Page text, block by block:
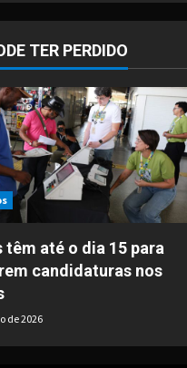
TER PERDIDO
têm até o dia 15 para
candidaturas nos
de 2026